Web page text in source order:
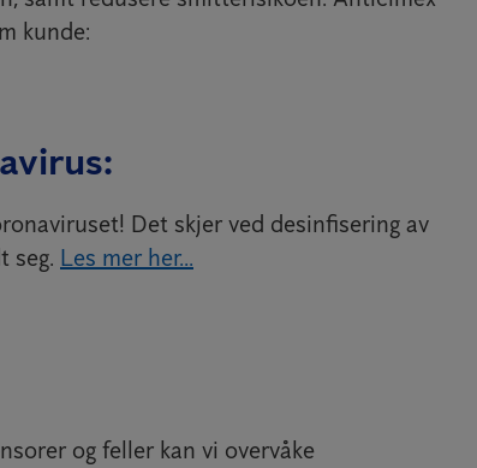
kunde:
Det skjer ved desinfisering av
seg. Les mer her...
og feller kan vi overvåke